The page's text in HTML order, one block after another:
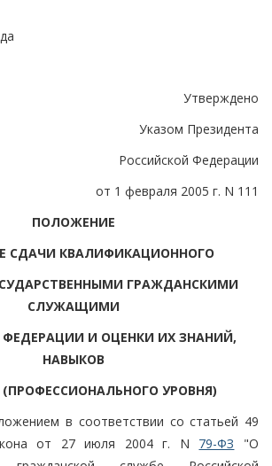
Утверждено
Указом Президента
Российской Федерации
от 1 февраля 2005 г. N 111
ПОЛОЖЕНИЕ
СДАЧИ КВАЛИФИКАЦИОННОГО
ГРАЖДАНСКИМИ
СЛУЖАЩИМИ
И ОЦЕНКИ ИХ ЗНАНИЙ,
НАВЫКОВ
УРОВНЯ)
в соответствии со статьей 49
от 27 июля 2004 г. N 79-ФЗ "О